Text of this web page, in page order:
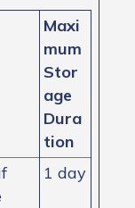
Maxi
mum
Stor
age
Dura
tion
1 day